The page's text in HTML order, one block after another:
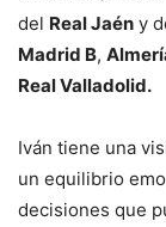
del Real Jaén y
Madrid B,
Real Valladolid.
Iván tiene una
un equilibrio
decisiones que